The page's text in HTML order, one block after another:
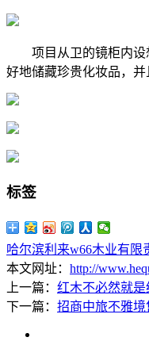
项目从卫的镜柜内设
好地储藏珍贵化妆品，并
标签
哈尔滨利来w66木业有限
本文网址： http://
上一篇： 红木不必然就是
下一篇： 招商中旅不雅